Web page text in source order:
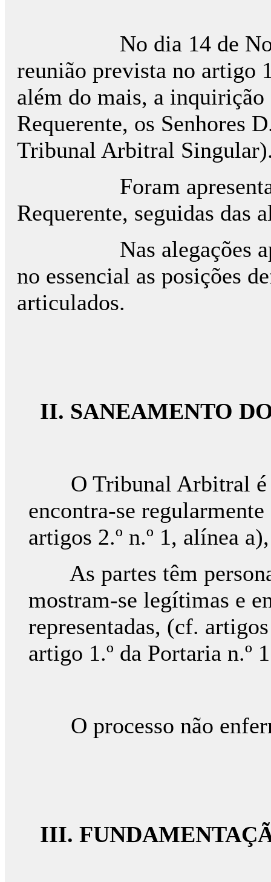
No dia 14 de
reunião prevista no artigo
além do mais, a inquirição
Requerente, os Senhores
Tribunal Arbitral
Foram apresentadas
Requerente, seguidas das
Nas alegações
no essencial as posições
articulados.
II. SANEAMENTO
O Tribunal Arbitral é
encontra-se
artigos 2.º n.º 1, alínea
As partes têm
mostram-se legítimas e
representadas, (cf.
artigo 1.º da Portaria n.º
O processo não
III.